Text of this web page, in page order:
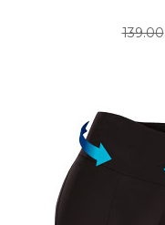
139.00